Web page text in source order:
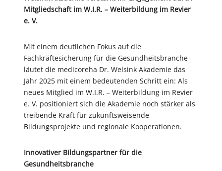
Mitgliedschaft im W.I.R. – Weiterbildung im Revier
e. V.
Mit einem deutlichen Fokus auf die
Fachkräftesicherung für die Gesundheitsbranche
läutet die medicoreha Dr. Welsink Akademie das
Jahr 2025 mit einem bedeutenden Schritt ein: Als
neues Mitglied im W.I.R. – Weiterbildung im Revier
e. V. positioniert sich die Akademie noch stärker als
treibende Kraft für zukunftsweisende
Bildungsprojekte und regionale Kooperationen.
Innovativer Bildungspartner für die
Gesundheitsbranche